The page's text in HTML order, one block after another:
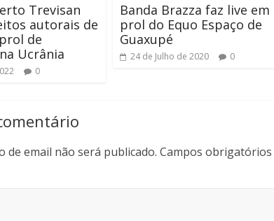
Trevisan
autorais de
de
Ucrânia
0
Banda Brazza faz live em
prol do Equo Espaço de
Guaxupé
24 de Julho de 2020 0
de email não será publicado. Campos obrigatórios